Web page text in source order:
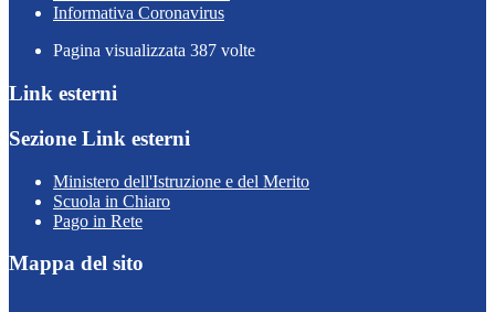
Informativa Coronavirus
Pagina visualizzata 387 volte
Link esterni
Sezione Link esterni
Ministero dell'Istruzione e del Merito
Scuola in Chiaro
Pago in Rete
Mappa del sito